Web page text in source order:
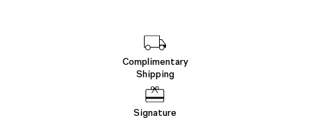
Complimentary
Shipping
Signature